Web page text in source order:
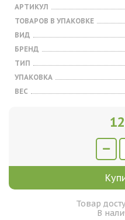
АРТИКУЛ
ТОВАРОВ В УПАКОВКЕ
ВИД
БРЕНД
ТИП
УПАКОВКА
ВЕС
Товар
В